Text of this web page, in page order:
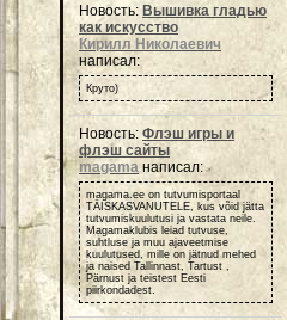
Новость: Вышивка гладью
как искусство
Кирилл Николаевич
написал:
Круто)
Новость: Флэш игры и
флэш сайты
magama написал:
magama.ee on tutvumisportaal
TÄISKASVANUTELE, kus võid jätta
tutvumiskuulutusi ja vastata neile.
Magamaklubis leiad tutvuse,
suhtluse ja muu ajaveetmise
kuulutused, mille on jätnud mehed
ja naised Tallinnast, Tartust ,
Pärnust ja teistest Eesti
piirkondadest.